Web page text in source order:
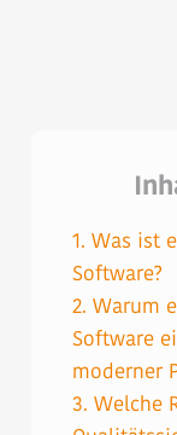
1. Was ist
Software?
2. Warum
Software
moderner
3. Welche